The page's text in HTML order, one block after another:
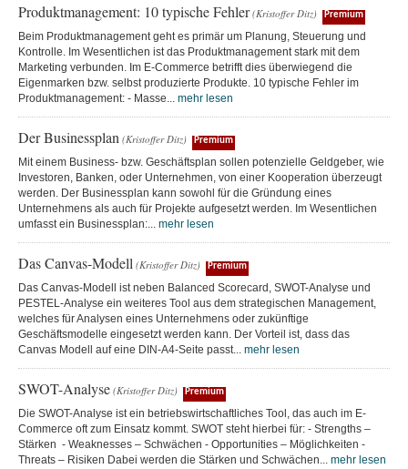
Produktmanagement: 10 typische Fehler (Kristoffer Ditz) Premium
Beim Produktmanagement geht es primär um Planung, Steuerung und
Kontrolle. Im Wesentlichen ist das Produktmanagement stark mit dem
Marketing verbunden. Im E-Commerce betrifft dies überwiegend die
Eigenmarken bzw. selbst produzierte Produkte. 10 typische Fehler im
Produktmanagement: - Masse... mehr lesen
Der Businessplan (Kristoffer Ditz) Premium
Mit einem Business- bzw. Geschäftsplan sollen potenzielle Geldgeber, wie
Investoren, Banken, oder Unternehmen, von einer Kooperation überzeugt
werden. Der Businessplan kann sowohl für die Gründung eines
Unternehmens als auch für Projekte aufgesetzt werden. Im Wesentlichen
umfasst ein Businessplan:... mehr lesen
Das Canvas-Modell (Kristoffer Ditz) Premium
Das Canvas-Modell ist neben Balanced Scorecard, SWOT-Analyse und
PESTEL-Analyse ein weiteres Tool aus dem strategischen Management,
welches für Analysen eines Unternehmens oder zukünftige
Geschäftsmodelle eingesetzt werden kann. Der Vorteil ist, dass das
Canvas Modell auf eine DIN-A4-Seite passt... mehr lesen
SWOT-Analyse (Kristoffer Ditz) Premium
Die SWOT-Analyse ist ein betriebswirtschaftliches Tool, das auch im E-
Commerce oft zum Einsatz kommt. SWOT steht hierbei für: - Strengths –
Stärken - Weaknesses – Schwächen - Opportunities – Möglichkeiten -
Threats – Risiken Dabei werden die Stärken und Schwächen... mehr lesen